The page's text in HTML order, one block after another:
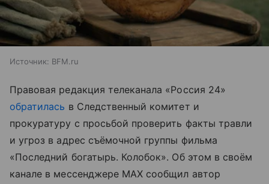
Источник: BFM.ru
Правовая редакция телеканала «Россия 24»
обратилась в Следственный комитет и
прокуратуру с просьбой проверить факты травли
и угроз в адрес съёмочной группы фильма
«Последний богатырь. Колобок». Об этом в своём
канале в мессенджере MAX сообщил автор